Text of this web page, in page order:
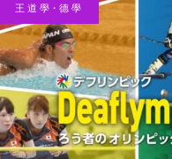
王 道 學・德 學